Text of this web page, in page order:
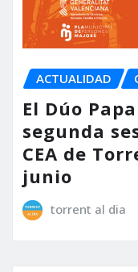
ACTUALIDAD
El Dúo
segunda
CEA de
junio
torrent al dia